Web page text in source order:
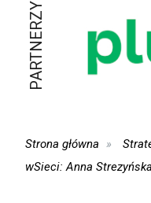
PARTNERZY
Strona główna
wSieci: Anna